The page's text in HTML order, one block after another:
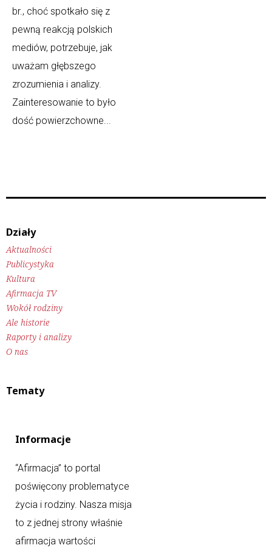
br., choć spotkało się z
pewną reakcją polskich
mediów, potrzebuje, jak
uważam głębszego
zrozumienia i analizy.
Zainteresowanie to było
dość powierzchowne...
Działy
Aktualności
Publicystyka
Kultura
Afirmacja TV
Wokół rodziny
Ale historie
Raporty i analizy
O nas
Tematy
Informacje
“Afirmacja” to portal
poświęcony problematyce
życia i rodziny. Nasza misja
to z jednej strony właśnie
afirmacja wartości